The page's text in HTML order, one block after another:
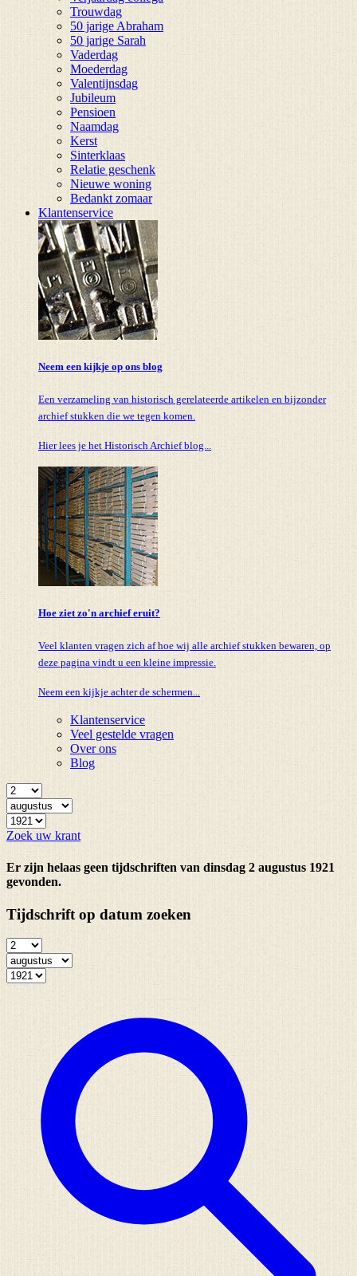
Trouwdag
50 jarige Abraham
50 jarige Sarah
Vaderdag
Moederdag
Valentijnsdag
Jubileum
Pensioen
Naamdag
Kerst
Sinterklaas
Relatie geschenk
Nieuwe woning
Bedankt zomaar
Klantenservice
Neem een kijkje op ons blog
Een verzameling van historisch gerelateerde artikelen en bijzonder
archief stukken die we tegen komen.
Hier lees je het Historisch Archief blog...
Hoe ziet zo'n archief eruit?
Veel klanten vragen zich af hoe wij alle archief stukken bewaren, op
deze pagina vindt u een kleine impressie.
Neem een kijkje achter de schermen...
Klantenservice
Veel gestelde vragen
Over ons
Blog
Zoek uw krant
Er zijn helaas geen tijdschriften van dinsdag 2 augustus 1921
gevonden.
Tijdschrift op datum zoeken